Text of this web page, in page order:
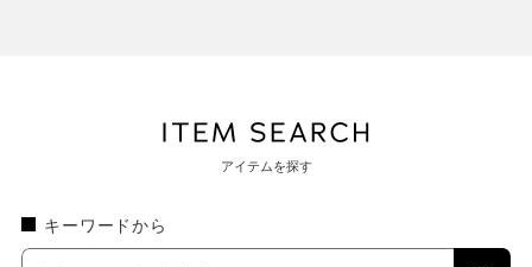
アイテムを探す
キーワードから